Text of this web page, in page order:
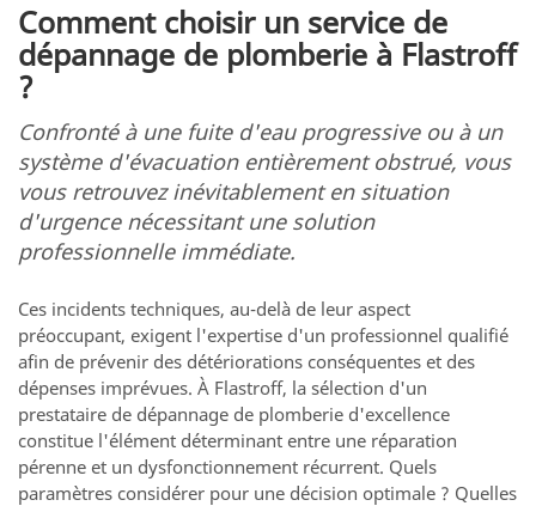
Comment choisir un service de
dépannage de plomberie à Flastroff
?
Confronté à une fuite d'eau progressive ou à un
système d'évacuation entièrement obstrué, vous
vous retrouvez inévitablement en situation
d'urgence nécessitant une solution
professionnelle immédiate.
Ces incidents techniques, au-delà de leur aspect
préoccupant, exigent l'expertise d'un professionnel qualifié
afin de prévenir des détériorations conséquentes et des
dépenses imprévues. À Flastroff, la sélection d'un
prestataire de dépannage de plomberie d'excellence
constitue l'élément déterminant entre une réparation
pérenne et un dysfonctionnement récurrent. Quels
paramètres considérer pour une décision optimale ? Quelles